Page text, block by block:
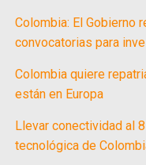
Colombia: El Gobierno
convocatorias para
Colombia quiere
están en Europa
Llevar conectividad al
tecnológica de